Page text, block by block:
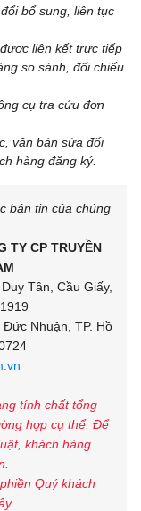
bổ sung, liên tục
liên kết trực tiếp
so sánh, đối chiếu
cụ tra cứu đơn
văn bản sửa đổi
hàng đăng ký.
bản tin của chúng
TY CP TRUYỀN
Tân, Cầu Giấy,
Nhuận, TP. Hồ
tính chất tổng
hợp cụ thể. Để
khách hàng
Quý khách